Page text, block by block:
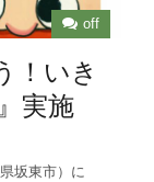
off
！いき
実施
坂東市）に